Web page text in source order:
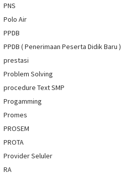
PNS
Polo Air
PPDB
PPDB ( Penerimaan Peserta Didik Baru )
prestasi
Problem Solving
procedure Text SMP
Progamming
Promes
PROSEM
PROTA
Provider Seluler
RA